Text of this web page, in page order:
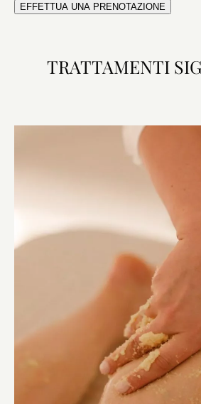
EFFETTUA UNA PRENOTAZIONE
TRATTAMENTI